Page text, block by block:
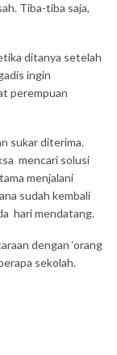
Tiba-tiba saja,
ditanya setelah
ingin
perempuan
sukar diterima.
mencari solusi
menjalani
sudah kembali
hari mendatang.
dengan ‘orang
sekolah.